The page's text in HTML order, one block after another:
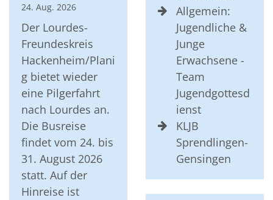
24. Aug. 2026
Der Lourdes-
Freundeskreis
Hackenheim/Plani
g bietet wieder
eine Pilgerfahrt
nach Lourdes an.
Die Busreise
findet vom 24. bis
31. August 2026
statt. Auf der
Hinreise ist
Allgemein:
Jugendliche &
Junge
Erwachsene -
Team
Jugendgottesd
ienst
KLJB
Sprendlingen-
Gensingen